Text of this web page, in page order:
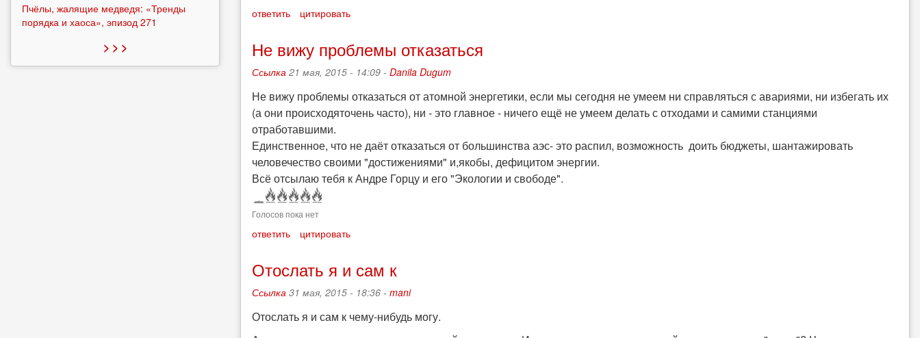
ответить цитировать
Не вижу проблемы отказаться
Ссылка 21 мая, 2015 - 14:09 - Danila Dugum
Не вижу проблемы отказаться от атомной энергетики, если мы сегодня не умеем ни справляться с авариями, ни избегать их
(а они происходяточень часто), ни - это главное - ничего ещё не умеем делать с отходами и самими станциями
отработавшими.
Единственное, что не даёт отказаться от большинства аэс- это распил, возможность доить бюджеты, шантажировать
человечество своими "достижениями" и,якобы, дефицитом энергии.
Всё отсылаю тебя к Андре Горцу и его "Экологии и свободе".
Голосов пока нет
ответить цитировать
Отослать я и сам к
Ссылка 31 мая, 2015 - 18:36 - mani
Отослать я и сам к чему-нибудь могу.
Пчёлы, жалящие медведя: «Тренды
порядка и хаоса», эпизод 271
> > >